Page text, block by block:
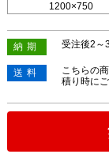
1200×750
納期 受注後2～
送料
こちらの
積り時に